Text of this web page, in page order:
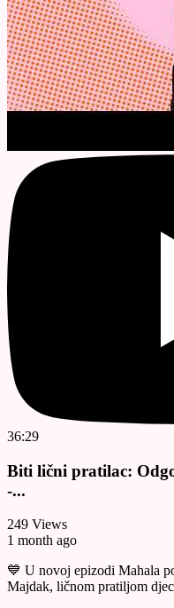
36:29
Biti lični pratilac:
-...
249 Views
1 month ago
💙 U novoj epizodi Mahala
Majdak, ličnom pratiljom